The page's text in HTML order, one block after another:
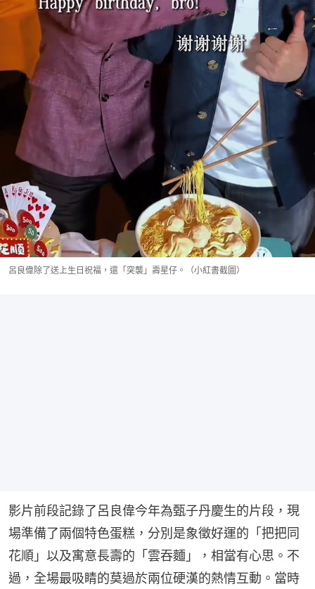
呂良偉除了送上生日祝福，還「突襲」壽星仔。（小紅書截圖）
影片前段記錄了呂良偉今年為甄子丹慶生的片段，現
場準備了兩個特色蛋糕，分別是象徵好運的「把把同
花順」以及寓意長壽的「雲吞麵」，相當有心思。不
過，全場最吸睛的莫過於兩位硬漢的熱情互動。當時